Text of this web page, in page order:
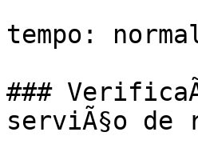
tempo:
###
serviÃ§o de